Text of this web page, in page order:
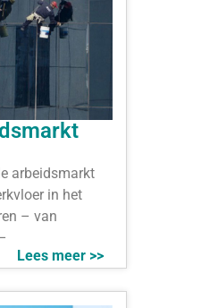
arbeidsmarkt
in het
– van
Lees meer >>